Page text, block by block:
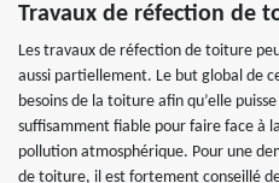
Travaux de réfection de
Les travaux de réfection de toiture
aussi partiellement. Le but global de
besoins de la toiture afin qu’elle
suffisamment fiable pour faire face à
pollution atmosphérique. Pour une
de toiture, il est fortement conseillé